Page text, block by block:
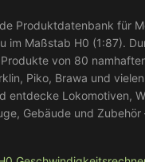
Produktdatenbank für
im Maßstab H0 (1:87).
von 80
Piko, Brawa und
entdecke Lokomotiven,
Gebäude und Zubehör